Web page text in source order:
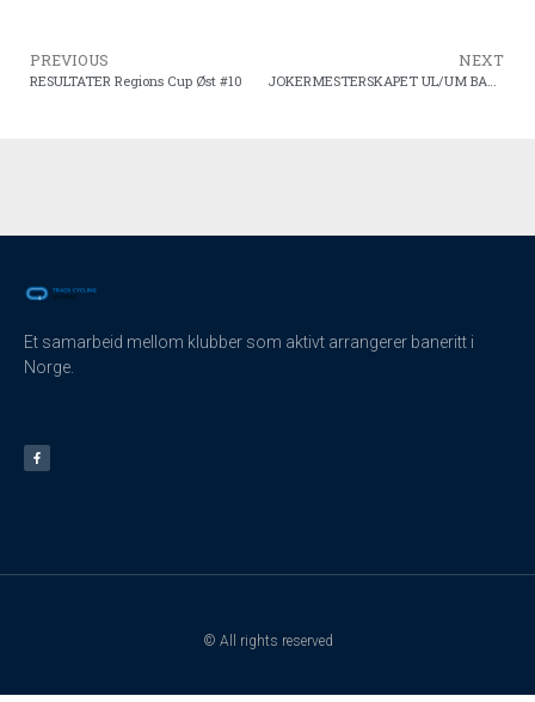
PREVIOUS
RESULTATER Regions Cup Øst #10
NEXT
Et samarbeid mellom klubber som aktivt arrangerer baneritt i
Norge.
© All rights reserved